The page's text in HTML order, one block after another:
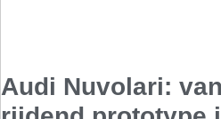
Audi Nuvolari: